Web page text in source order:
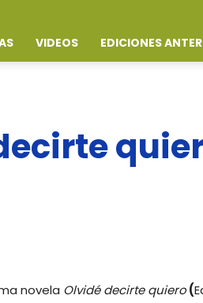
VIDEOS EDICIONES
novela Olvidé decirte quiero(